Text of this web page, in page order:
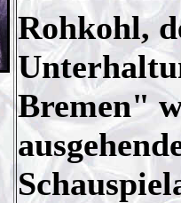
Rohkohl,
Bremen"